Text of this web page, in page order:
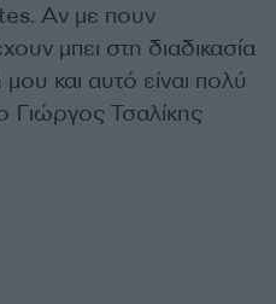
Αν με πουν
μπει στη διαδικασία
και αυτό είναι πολύ
Γιώργος Τσαλίκης